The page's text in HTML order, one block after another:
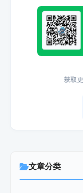
获取
文章分类